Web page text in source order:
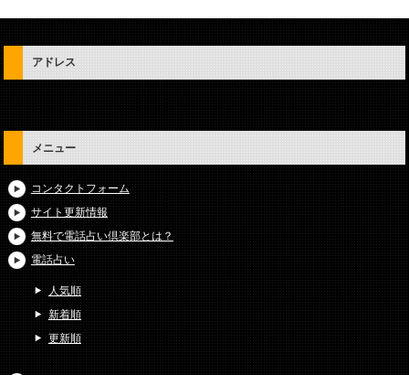
アドレス
メニュー
コンタクトフォーム
サイト更新情報
無料で電話占い倶楽部とは？
電話占い
人気順
新着順
更新順